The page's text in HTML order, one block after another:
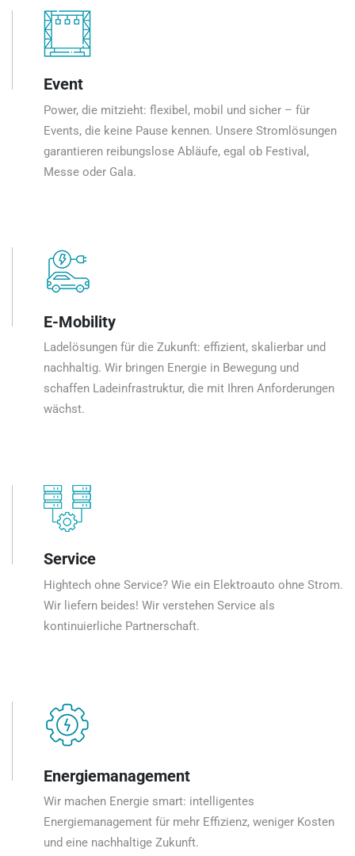
Event
Power, die mitzieht: flexibel, mobil und sicher – für
Events, die keine Pause kennen. Unsere Stromlösungen
garantieren reibungslose Abläufe, egal ob Festival,
Messe oder Gala.
E-Mobility
Ladelösungen für die Zukunft: effizient, skalierbar und
nachhaltig. Wir bringen Energie in Bewegung und
schaffen Ladeinfrastruktur, die mit Ihren Anforderungen
wächst.
Service
Hightech ohne Service? Wie ein Elektroauto ohne Strom.
Wir liefern beides! Wir verstehen Service als
kontinuierliche Partnerschaft.
Energiemanagement
Wir machen Energie smart: intelligentes
Energiemanagement für mehr Effizienz, weniger Kosten
und eine nachhaltige Zukunft.